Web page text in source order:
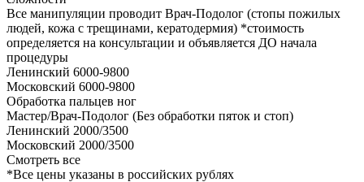
Все манипуляции проводит Врач-Подолог (стопы пожилых
людей, кожа с трещинами, кератодермия) *стоимость
определяется на консультации и объявляется ДО начала
процедуры
Ленинский 6000-9800
Московский 6000-9800
Обработка пальцев ног
Мастер/Врач-Подолог (Без обработки пяток и стоп)
Ленинский 2000/3500
Московский 2000/3500
Смотреть все
*Все цены указаны в российских рублях